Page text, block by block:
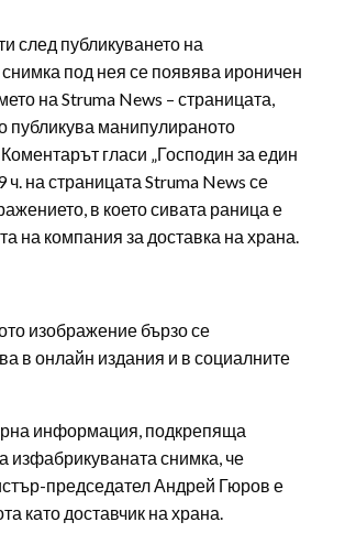
след публикуването на
под нея се появява ироничен
на Struma News – страницата,
публикува манипулираното
гласи „Господин за един
ч. на страницата Struma News се
в което сивата раница е
на компания за доставка на храна.
изображение бързо се
в онлайн издания и в социалните
информация, подкрепяща
изфабрикуваната снимка, че
председател Андрей Гюров е
като доставчик на храна.